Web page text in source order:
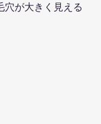
穴が大きく見える